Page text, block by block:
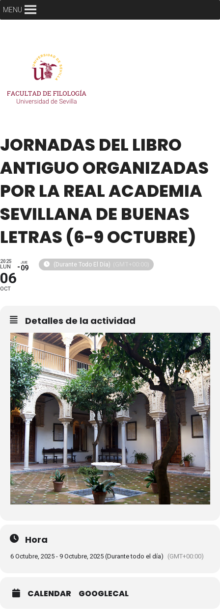
MENU
JORNADAS DEL LIBRO
ANTIGUO ORGANIZADAS
POR LA REAL ACADEMIA
SEVILLANA DE BUENAS
LETRAS (6-9 OCTUBRE)
2025
LUN
06
OCT
JUE
09 (Durante Todo El Día) (GMT+00:00)
Detalles de la actividad
Hora
6 Octubre, 2025 - 9 Octubre, 2025 (Durante todo el día) (GMT+00:00)
CALENDAR GOOGLECAL